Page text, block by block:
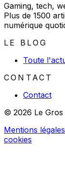
Gaming, tech,
Plus de 1500
numérique
LE BLOG
Toute
CONTACT
Contact
© 2026 Le Gros
Mentions légales
cookies